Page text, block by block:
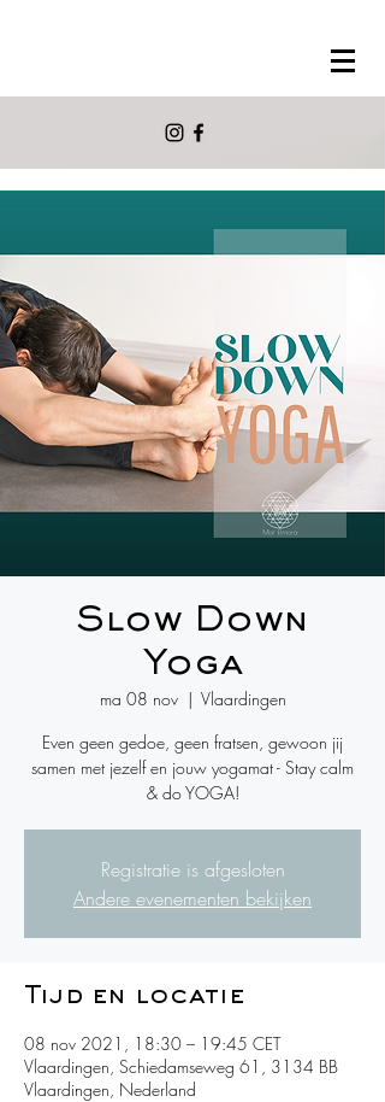
Slow Down
Yoga
ma 08 nov
  |
Vlaardingen
Even geen gedoe, geen fratsen, gewoon jij
samen met jezelf en jouw yogamat - Stay calm
& do YOGA!
Registratie is afgesloten
Andere evenementen bekijken
Tijd en locatie
08 nov 2021, 18:30 – 19:45 CET
Vlaardingen, Schiedamseweg 61, 3134 BB
Vlaardingen, Nederland